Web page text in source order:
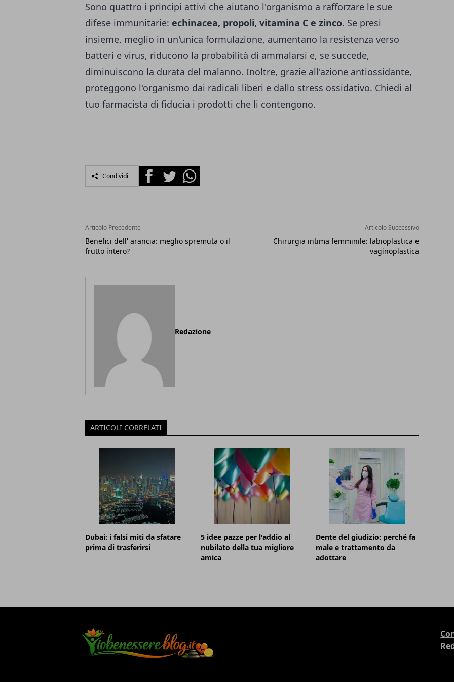
Sono quattro i principi attivi che aiutano l'organismo a rafforzare le sue
difese immunitarie: echinacea, propoli, vitamina C e zinco. Se presi
insieme, meglio in un'unica formulazione, aumentano la resistenza verso
batteri e virus, riducono la probabilità di ammalarsi e, se succede,
diminuiscono la durata del malanno. Inoltre, grazie all'azione antiossidante,
proteggono l'organismo dai radicali liberi e dallo stress ossidativo. Chiedi al
tuo farmacista di fiducia i prodotti che li contengono.
Condividi FacebookTwitterWhatsapp
Articolo Precedente
Benefici dell' arancia: meglio spremuta o il
frutto intero?
Articolo Successivo
Chirurgia intima femminile: labioplastica e
vaginoplastica
Redazione
ARTICOLI CORRELATI
Dubai: i falsi miti da sfatare
prima di trasferirsi
5 idee pazze per l'addio al
nubilato della tua migliore
amica
Dente del giudizio: perché fa
male e trattamento da
adottare